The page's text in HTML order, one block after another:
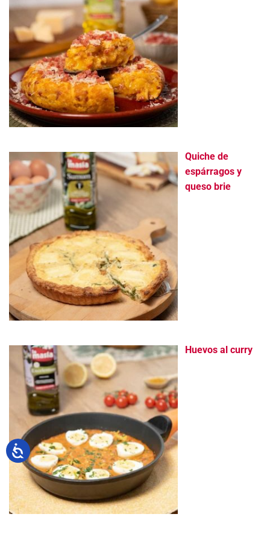
Quiche de
espárragos y
queso brie
Huevos al curry